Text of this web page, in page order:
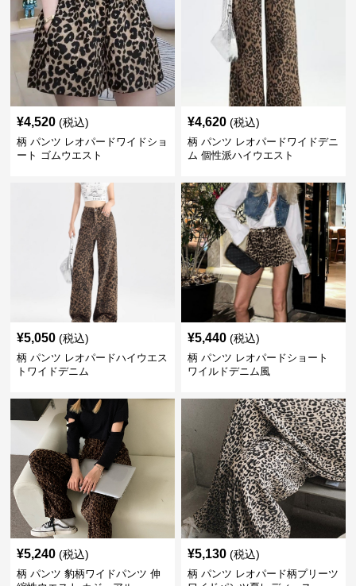
¥4,520 (税込)
柄 パンツ レオパードワイドショ
ート ゴムウエスト
¥4,620 (税込)
柄 パンツ レオパードワイドデニ
ム 個性派ハイウエスト
¥5,050 (税込)
柄 パンツ レオパードハイウエス
トワイドデニム
¥5,440 (税込)
柄 パンツ レオパードショート
ワイルドデニム風
¥5,240 (税込)
柄 パンツ 豹柄ワイドパンツ 伸
¥5,130 (税込)
柄 パンツ レオパード柄プリーツ